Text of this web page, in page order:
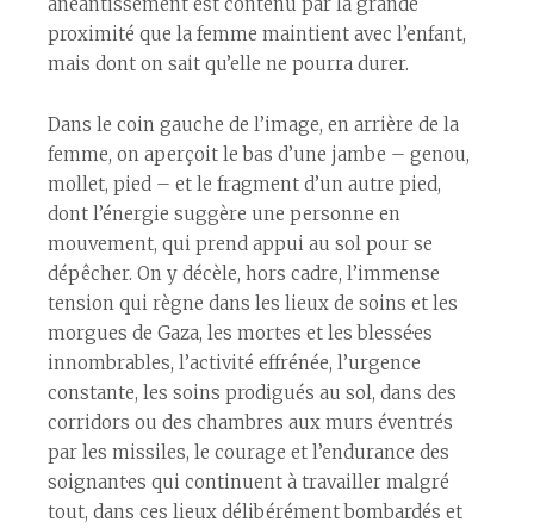
proximité que la femme maintient avec l’enfant,
mais dont on sait qu’elle ne pourra durer.
Dans le coin gauche de l’image, en arrière de la
femme, on aperçoit le bas d’une jambe – genou,
mollet, pied – et le fragment d’un autre pied,
dont l’énergie suggère une personne en
mouvement, qui prend appui au sol pour se
dépêcher. On y décèle, hors cadre, l’immense
tension qui règne dans les lieux de soins et les
morgues de Gaza, les mort·es et les blessé·es
innombrables, l’activité effrénée, l’urgence
constante, les soins prodigués au sol, dans des
corridors ou des chambres aux murs éventrés
par les missiles, le courage et l’endurance des
soignant·es qui continuent à travailler malgré
tout, dans ces lieux délibérément bombardés et